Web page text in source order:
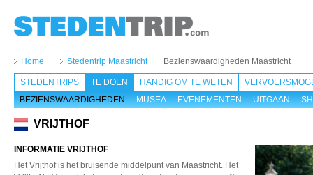
Home Stedentrip Maastricht Bezienswaardigheden Maastricht
STEDENTRIPS
TE DOEN
BEZIENSWAARDIGHEDEN
MUSEA EVENEMENTEN UITGAAN
HANDIG OM TE WETEN
VRIJTHOF
INFORMATIE VRIJTHOF
Het Vrijthof is het bruisende middelpunt van Maastricht. Het